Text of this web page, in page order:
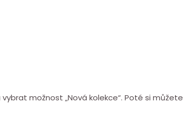
možnost „Nová kolekce“. Poté si můžete